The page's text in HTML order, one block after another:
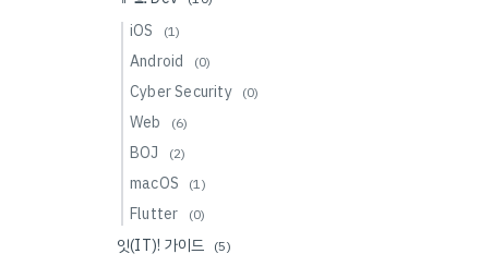
iOS (1)
Android (0)
Cyber Security (0)
Web (6)
BOJ (2)
macOS (1)
Flutter (0)
잇(IT)! 가이드 (5)